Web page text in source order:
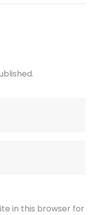
in this browser for